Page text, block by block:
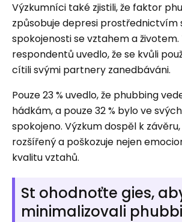
Výzkumníci také zjistili, že faktor
způsobuje depresi prostřednictvím
spokojenosti se vztahem a životem.
respondentů uvedlo, že se kvůli
cítili svými partnery zanedbáváni.
Pouze 23 % uvedlo, že phubbing
hádkám, a pouze 32 % bylo ve
spokojeno. Výzkum dospěl k
rozšířený a poškozuje nejen
kvalitu vztahů.
St ohodnoťte gies,
minimalizovali